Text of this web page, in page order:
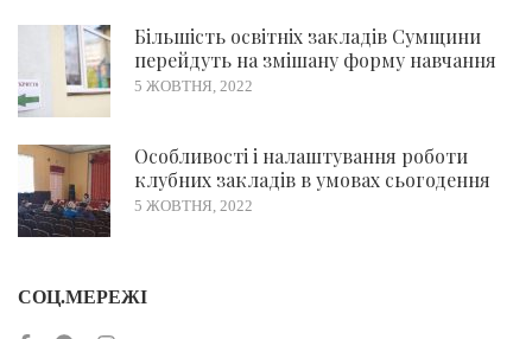
Більшість освітніх закладів Сумщини
перейдуть на змішану форму навчання
5 ЖОВТНЯ, 2022
Особливості і налаштування роботи
клубних закладів в умовах сьогодення
5 ЖОВТНЯ, 2022
СОЦ.МЕРЕЖІ